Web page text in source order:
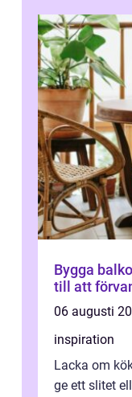
Bygga
till att
06 augusti
inspiration
Lacka om
ge ett slitet